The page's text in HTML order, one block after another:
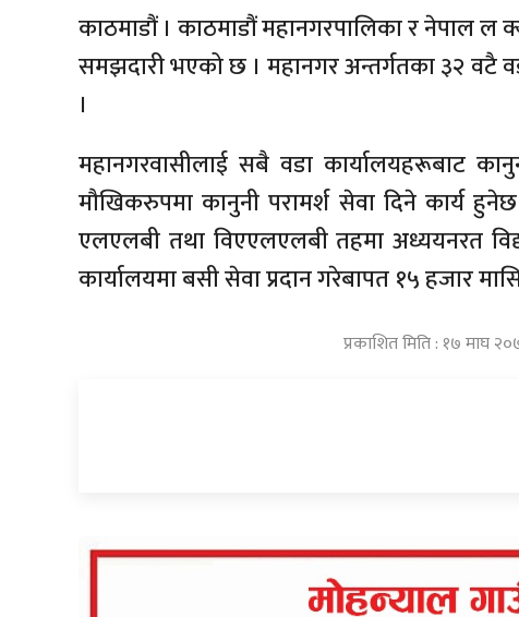
काठमाडौं । काठमाडौं महानगरपालिका र नेपाल ल
समझदारी भएको छ । महानगर अन्तर्गतका ३२ वटै
।
महानगरवासीलाई सबै वडा कार्यालयहरूबाट
मौखिकरुपमा कानुनी परामर्श सेवा दिने कार्य
एलएलबी तथा विएएलएलबी तहमा अध्ययनरत
कार्यालयमा बसी सेवा प्रदान गरेबापत १५ हजार
प्रकाशित मिति : १७ माघ